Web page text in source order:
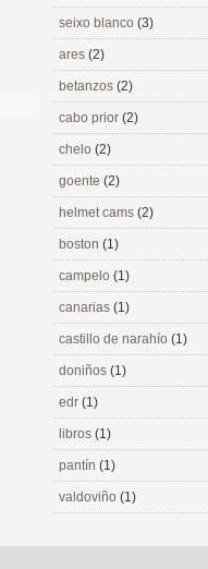
seixo blanco (3)
ares (2)
betanzos (2)
cabo prior (2)
chelo (2)
goente (2)
helmet cams (2)
boston (1)
campelo (1)
canarias (1)
castillo de narahío (1)
doniños (1)
edr (1)
libros (1)
pantín (1)
valdoviño (1)